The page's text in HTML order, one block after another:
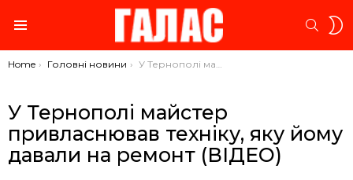
You are here:
Home Головні новини У Тернополі майстер привласнював техніку, яку йому давали на ремонт (ВІДЕО)
У Тернополі майстер
привласнював техніку, яку йому
давали на ремонт (ВІДЕО)